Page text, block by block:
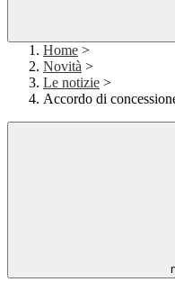
Home >
Novità >
Le notizie >
Accordo di